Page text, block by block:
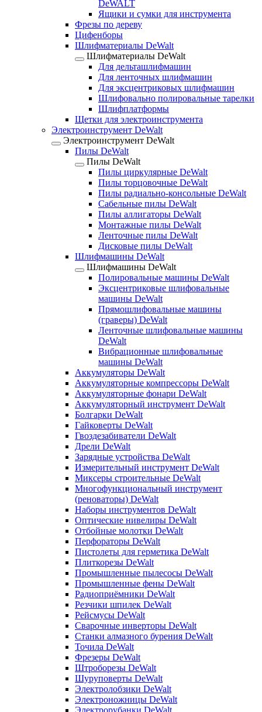
DeWALT
Ящики и сумки для инструмента
Фрезы по дереву
Цифенборы
Шлифматериалы DeWalt
Шлифматериалы DeWalt
Для дельташлифмашин
Для ленточных шлифмашин
Для эксцентриковых шлифмашин
Шлифовально полировальные тарелки
Шлифплатформы
Щетки для электроинструмента
Электроинструмент DeWalt
Электроинструмент DeWalt
Пилы DeWalt
Пилы DeWalt
Пилы циркулярные DeWalt
Пилы торцовочные DeWalt
Пилы радиально-консольные DeWalt
Сабельные пилы DeWalt
Пилы аллигаторы DeWalt
Монтажные пилы DeWalt
Ленточные пилы DeWalt
Дисковые пилы DeWalt
Шлифмашины DeWalt
Шлифмашины DeWalt
Полировальные машины DeWalt
Эксцентриковые шлифовальные
машины DeWalt
Прямошлифовальные машины
(граверы) DeWalt
Ленточные шлифовальные машины
DeWalt
Вибрационные шлифовальные
машины DeWalt
Аккумуляторы DeWalt
Аккумуляторные компрессоры DeWalt
Аккумуляторные фонари DeWalt
Аккумуляторный инструмент DeWalt
Болгарки DeWalt
Гайковерты DeWalt
Гвоздезабиватели DeWalt
Дрели DeWalt
Зарядные устройства DeWalt
Измерительный инструмент DeWalt
Миксеры строительные DeWalt
Многофункциональный инструмент
(реноваторы) DeWalt
Наборы инструментов DeWalt
Оптические нивелиры DeWalt
Отбойные молотки DeWalt
Перфораторы DeWalt
Пистолеты для герметика DeWalt
Плиткорезы DeWalt
Промышленные пылесосы DeWalt
Промышленные фены DeWalt
Радиоприёмники DeWalt
Резчики шпилек DeWalt
Рейсмусы DeWalt
Сварочные инверторы DeWalt
Станки алмазного бурения DeWalt
Точила DeWalt
Фрезеры DeWalt
Штроборезы DeWalt
Шуруповерты DeWalt
Электролобзики DeWalt
Электроножницы DeWalt
Электрорубанки DeWalt